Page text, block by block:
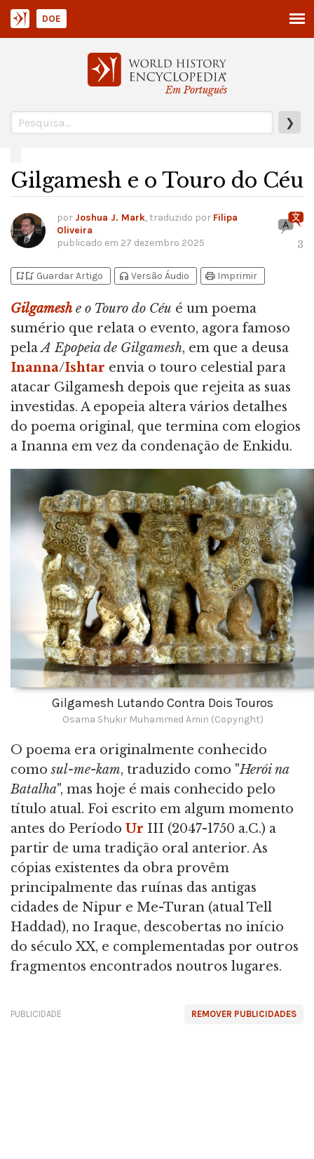
Em Português
❯
DOE
Gilgamesh e o Touro do Céu
por Joshua J. Mark, traduzido por Filipa
Oliveira
publicado em 27 dezembro 2025 3
bookmark_addbookmark_added Guardar Artigo headphones Versão Áudio print Imprimir
Gilgameshe o Touro do Céu é um poema
sumério que relata o evento, agora famoso
pelaA Epopeia de Gilgamesh, em que a deusa
Inanna/Ishtar envia o touro celestial para
atacar Gilgamesh depois que rejeita as suas
investidas. A epopeia altera vários detalhes
do poema original, que termina com elogios
a Inanna em vez da condenação de Enkidu.
Gilgamesh Lutando Contra Dois Touros
Osama Shukir Muhammed Amin (Copyright)
O poema era originalmente conhecido
comosul-me-kam, traduzido como "Herói na
Batalha", mas hoje é mais conhecido pelo
título atual. Foi escrito em algum momento
antes do Período Ur III (2047-1750 a.C.) a
partir de uma tradição oral anterior. As
cópias existentes da obra provêm
principalmente das ruínas das antigas
cidades de Nipur e Me-Turan (atual Tell
Haddad), no Iraque, descobertas no início
do século XX, e complementadas por outros
fragmentos encontrados noutros lugares.
REMOVER PUBLICIDADES
PUBLICIDADE